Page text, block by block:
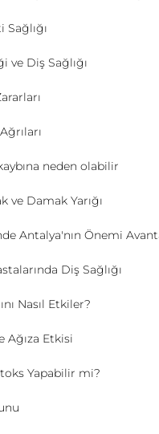
ve Diş Sağlığı
neden olabilir
ve Damak Yarığı
Antalya'nın Önemi
Diş Sağlığı
Nasıl Etkiler?
Ağıza Etkisi
Yapabilir mi?